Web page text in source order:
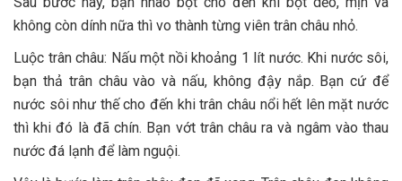
không còn dính nữa thì vo thành từng viên trân châu nhỏ.
Luộc trân châu: Nấu một nồi khoảng 1 lít nước. Khi nước sôi,
bạn thả trân châu vào và nấu, không đậy nắp. Bạn cứ để
nước sôi như thế cho đến khi trân châu nổi hết lên mặt nước
thì khi đó là đã chín. Bạn vớt trân châu ra và ngâm vào thau
nước đá lạnh để làm nguội.